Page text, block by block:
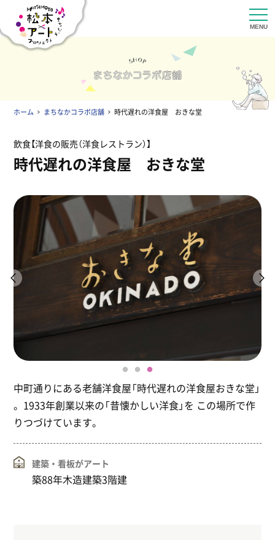
ホーム まちなかコラボ店舗 時代遅れの洋食屋 おきな堂
飲食 洋食の販売（洋食レストラン）
時代遅れの洋食屋 おきな堂
中町通りにある老舗洋食屋「時代遅れの洋食屋おきな堂」
。1933年創業以来の「昔懐かしい洋食」を この場所で作
りつづけています。
建築・看板がアート
築88年木造建築3階建